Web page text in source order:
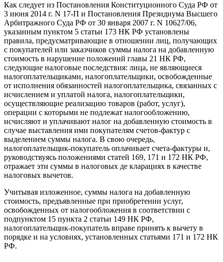
Как следует из Постановления Конституционного Суда РФ от
3 июня 2014 г. N 17-П и Постановления Президиума Высшего
Арбитражного Суда РФ от 30 января 2007 г. N 10627/06,
указанным пунктом 5 статьи 173 НК РФ установлены
правила, предусматривающие в отношении лиц, получающих
с покупателей или заказчиков суммы налога на добавленную
стоимость в нарушение положений главы 21 НК РФ,
следующие налоговые последствия: лица, не являющиеся
налогоплательщиками, налогоплательщики, освобожденные
от исполнения обязанностей налогоплательщика, связанных с
исчислением и уплатой налога, налогоплательщики,
осуществляющие реализацию товаров (работ, услуг),
операции с которыми не подлежат налогообложению,
исчисляют и уплачивают налог на добавленную стоимость в
случае выставления ими покупателям счетов-фактур с
выделением суммы налога. В свою очередь,
налогоплательщик-покупатель оплачивает счета-фактуры и,
руководствуясь положениями статей 169, 171 и 172 НК РФ,
отражает эти суммы в налоговых де кларациях в качестве
налоговых вычетов.
Учитывая изложенное, суммы налога на добавленную
стоимость, предъявленные при приобретении услуг,
освобожденных от налогообложения в соответствии с
подпунктом 15 пункта 2 статьи 149 НК РФ,
налогоплательщик-покупатель вправе принять к вычету в
порядке и на условиях, установленных статьями 171 и 172 НК
РФ.